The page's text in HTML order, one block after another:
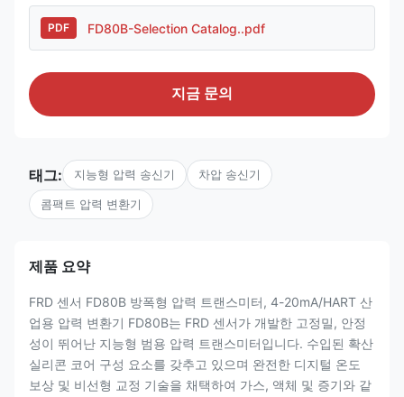
PDF FD80B-Selection Catalog..pdf
지금 문의
태그: 지능형 압력 송신기 차압 송신기
콤팩트 압력 변환기
제품 요약
FRD 센서 FD80B 방폭형 압력 트랜스미터, 4-20mA/HART 산
업용 압력 변환기 FD80B는 FRD 센서가 개발한 고정밀, 안정
성이 뛰어난 지능형 범용 압력 트랜스미터입니다. 수입된 확산
실리콘 코어 구성 요소를 갖추고 있으며 완전한 디지털 온도
보상 및 비선형 교정 기술을 채택하여 가스, 액체 및 증기와 같